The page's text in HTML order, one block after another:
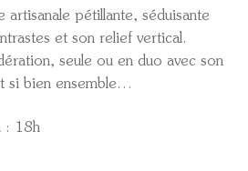
pétillante, séduisante
et son relief vertical.
seule ou en duo avec son
si bien ensemble…
: 18h